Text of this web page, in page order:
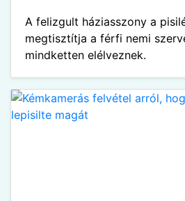
A felizgult háziasszony a
megtisztítja a férfi nemi
mindketten elélveznek.